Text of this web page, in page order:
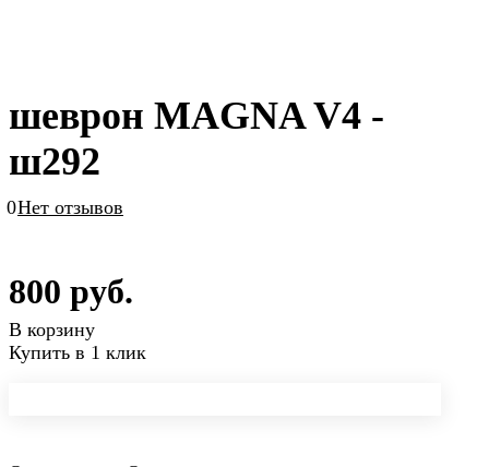
шеврон MAGNA V4 -
ш292
0Нет отзывов
800 руб.
В корзину
Купить в 1 клик